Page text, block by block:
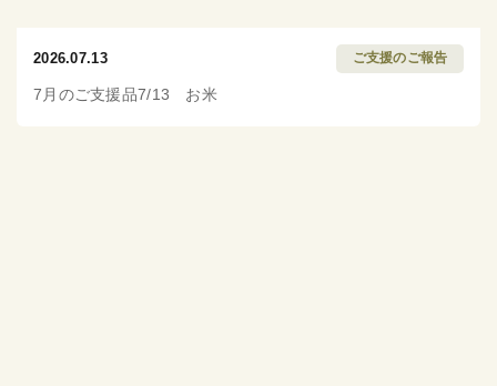
2026.07.13 ご支援のご報告
7月のご支援品7/13 お米